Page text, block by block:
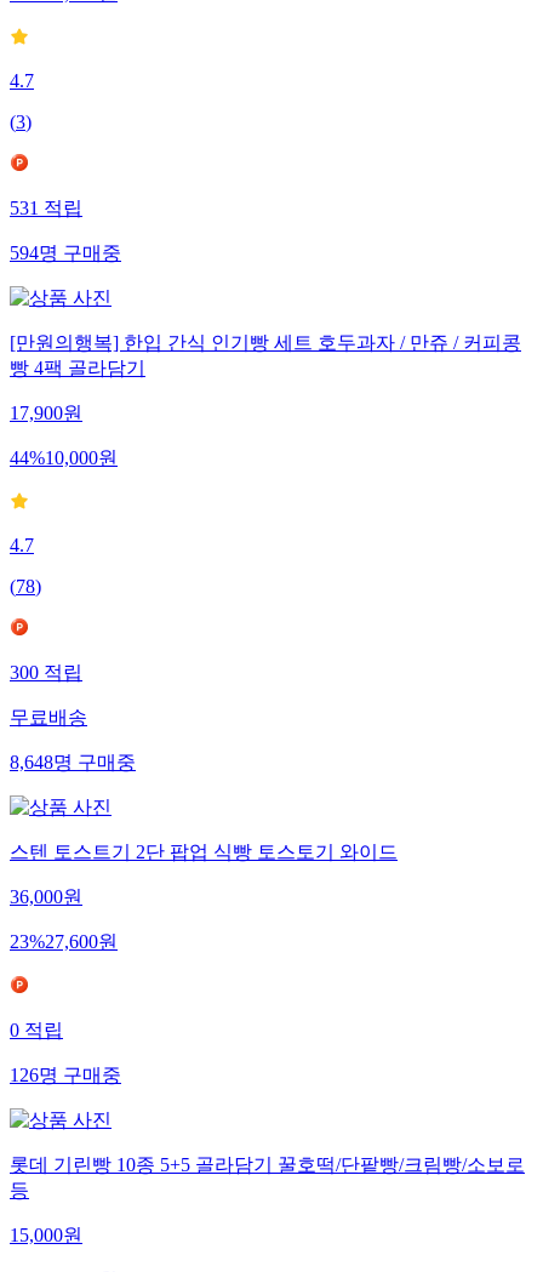
4.7
(3)
531적립
594명구매중
[만원의행복] 한입 간식 인기빵 세트 호두과자 / 만쥬 / 커피콩
빵 4팩 골라담기
17,900원
44%10,000원
4.7
(78)
300적립
무료배송
8,648명구매중
스텐 토스트기 2단 팝업 식빵 토스토기 와이드
36,000원
23%27,600원
0적립
126명구매중
롯데 기린빵 10종 5+5 골라담기 꿀호떡/단팥빵/크림빵/소보로
등
15,000원